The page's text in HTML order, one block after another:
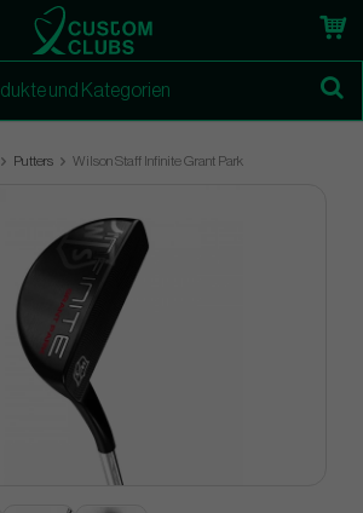
Putters Wilson Staff Infinite Grant Park